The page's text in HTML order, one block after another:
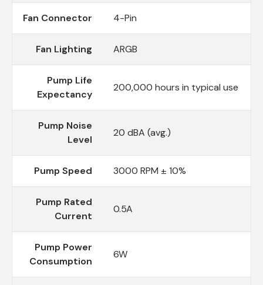
Fan Connector 4-Pin
Fan Lighting ARGB
Pump Life
Expectancy
200,000 hours in typical use
Pump Noise
Level
20 dBA (avg.)
Pump Speed 3000 RPM ± 10%
Pump Rated
Current
0.5A
Pump Power
Consumption
6W